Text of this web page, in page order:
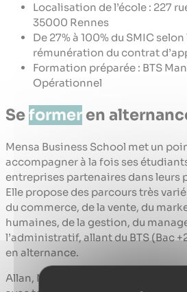
Localisation de l’école : 227
35000 Rennes
De 27% à 100% du SMIC
rémunération du contrat
Formation préparée : BTS
Opérationnel
Seformer en
Mensa Business School met un
accompagner à la fois ses
entreprises partenaires dans leurs
Elle propose des parcours très
du commerce, de la vente, du
humaines, de la gestion, du
l’administratif, allant du BTS (Bac
en alternance.
Allan, Marion, Louise et Méghann